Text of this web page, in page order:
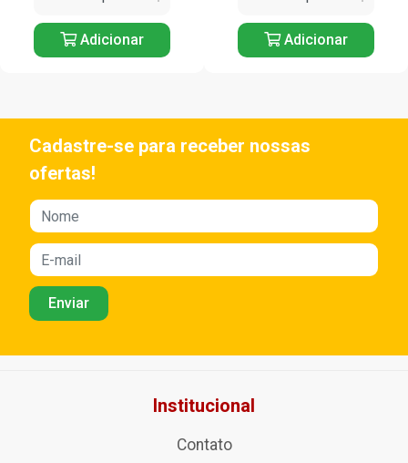
Adicionar Adicionar
Cadastre-se para receber nossas
ofertas!
Institucional
Contato